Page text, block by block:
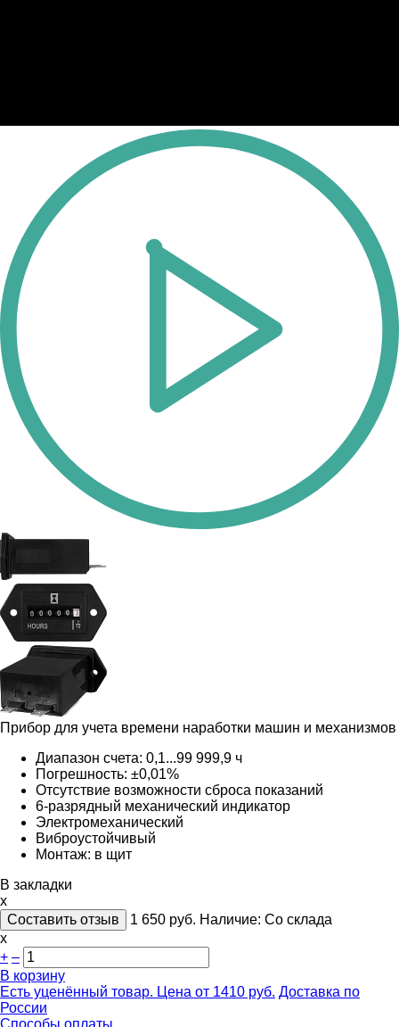
Прибор для учета времени наработки машин и механизмов
Диапазон счета: 0,1...99 999,9 ч
Погрешность: ±0,01%
Отсутствие возможности сброса показаний
6-разрядный механический индикатор
Электромеханический
Виброустойчивый
Монтаж: в щит
В закладки
x
Составить отзыв
1 650 руб. Наличие: Со склада
х
+ –
В корзину
Есть уценённый товар. Цена от 1410 руб. Доставка по
России
Способы оплаты